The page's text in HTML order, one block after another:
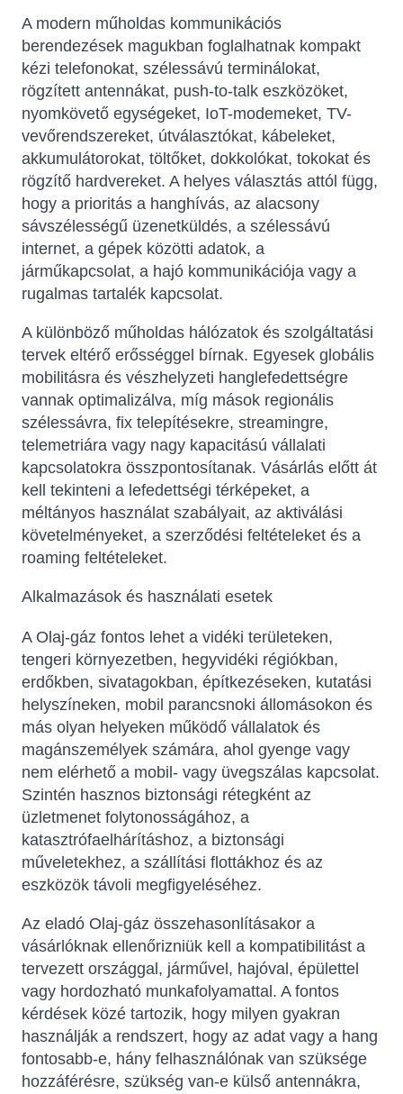
A modern műholdas kommunikációs
berendezések magukban foglalhatnak kompakt
kézi telefonokat, szélessávú terminálokat,
rögzített antennákat, push-to-talk eszközöket,
nyomkövető egységeket, IoT-modemeket, TV-
vevőrendszereket, útválasztókat, kábeleket,
akkumulátorokat, töltőket, dokkolókat, tokokat és
rögzítő hardvereket. A helyes választás attól függ,
hogy a prioritás a hanghívás, az alacsony
sávszélességű üzenetküldés, a szélessávú
internet, a gépek közötti adatok, a
járműkapcsolat, a hajó kommunikációja vagy a
rugalmas tartalék kapcsolat.
A különböző műholdas hálózatok és szolgáltatási
tervek eltérő erősséggel bírnak. Egyesek globális
mobilitásra és vészhelyzeti hanglefedettségre
vannak optimalizálva, míg mások regionális
szélessávra, fix telepítésekre, streamingre,
telemetriára vagy nagy kapacitású vállalati
kapcsolatokra összpontosítanak. Vásárlás előtt át
kell tekinteni a lefedettségi térképeket, a
méltányos használat szabályait, az aktiválási
követelményeket, a szerződési feltételeket és a
roaming feltételeket.
Alkalmazások és használati esetek
A Olaj-gáz fontos lehet a vidéki területeken,
tengeri környezetben, hegyvidéki régiókban,
erdőkben, sivatagokban, építkezéseken, kutatási
helyszíneken, mobil parancsnoki állomásokon és
más olyan helyeken működő vállalatok és
magánszemélyek számára, ahol gyenge vagy
nem elérhető a mobil- vagy üvegszálas kapcsolat.
Szintén hasznos biztonsági rétegként az
üzletmenet folytonosságához, a
katasztrófaelhárításhoz, a biztonsági
műveletekhez, a szállítási flottákhoz és az
eszközök távoli megfigyeléséhez.
Az eladó Olaj-gáz összehasonlításakor a
vásárlóknak ellenőrizniük kell a kompatibilitást a
tervezett országgal, járművel, hajóval, épülettel
vagy hordozható munkafolyamattal. A fontos
kérdések közé tartozik, hogy milyen gyakran
használják a rendszert, hogy az adat vagy a hang
fontosabb-e, hány felhasználónak van szüksége
hozzáférésre, szükség van-e külső antennákra,